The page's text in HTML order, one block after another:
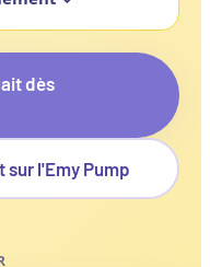
dès
l'Emy Pump